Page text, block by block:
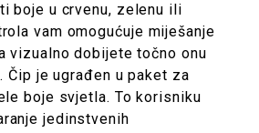
boje u crvenu, zelenu ili
vam omogućuje miješanje
vizualno dobijete točno onu
Čip je ugrađen u paket za
boje svjetla. To korisniku
jedinstvenih